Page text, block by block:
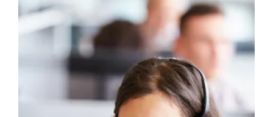
ÉTUDE DE CAS : BLUE CROSS BLUE SHIELD